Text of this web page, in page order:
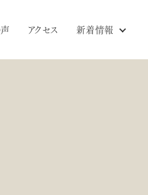
アクセス 新着情報